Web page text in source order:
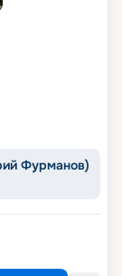
Фурманов)